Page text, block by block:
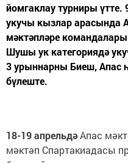
йомгаклау турниры
укучы кызлар арасында
мәктәпләре
Шушы ук категориядә
3 урыннарны Биеш, Апас
бүлеште.
18-19 апрельдәАпас
мәктәп Спартакиадасы